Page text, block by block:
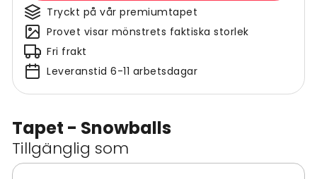
Tapet - Snowballs
Tillgänglig som
Tryckt på vår premiumtapet
Provet visar mönstrets faktiska storlek
Fri frakt
Leveranstid 6-11 arbetsdagar